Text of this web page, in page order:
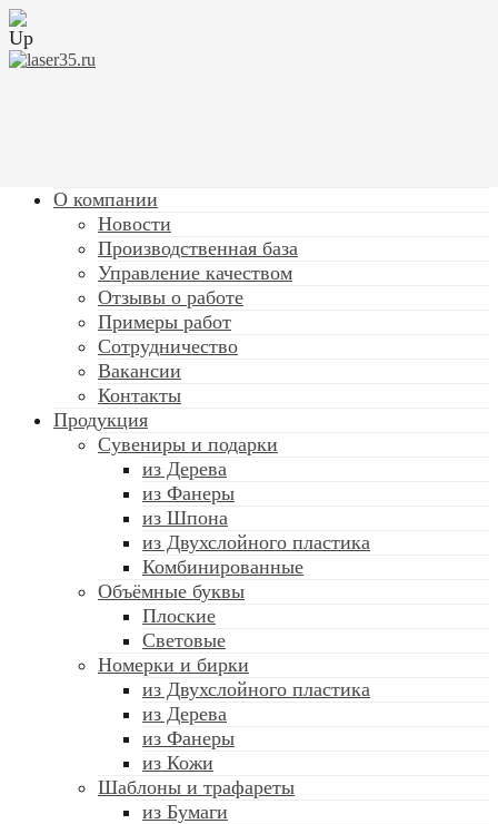
О компании
Новости
Производственная база
Управление качеством
Отзывы о работе
Примеры работ
Сотрудничество
Вакансии
Контакты
Продукция
Сувениры и подарки
из Дерева
из Фанеры
из Шпона
из Двухслойного пластика
Комбинированные
Объёмные буквы
Плоские
Световые
Номерки и бирки
из Двухслойного пластика
из Дерева
из Фанеры
из Кожи
Шаблоны и трафареты
из Бумаги